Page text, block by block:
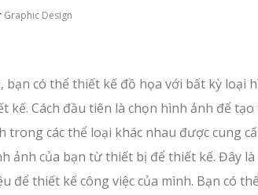
Graphic Design
có thể thiết kế đồ họa với bất kỳ loại
kế. Cách đầu tiên là chọn hình ảnh để
trong các thể loại khác nhau được cung
ảnh của bạn từ thiết bị để thiết kế. Đây
để thiết kế công việc của mình. Bạn có